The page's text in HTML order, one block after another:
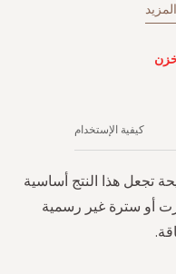
تجعل هذا النتج أساسية
أو سترة غير رسمية
كيفية الإستخدام